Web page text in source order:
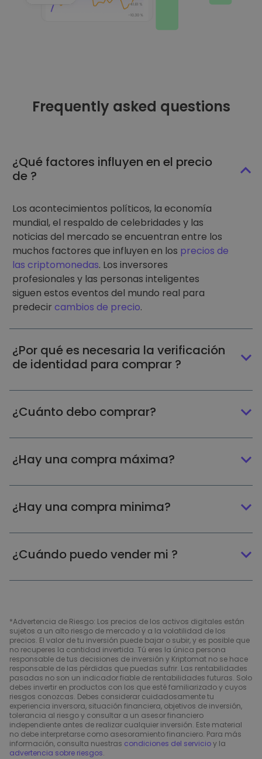
Frequently asked questions
¿Qué factores influyen en el precio
de ?
Los acontecimientos políticos, la economía
mundial, el respaldo de celebridades y las
noticias del mercado se encuentran entre los
muchos factores que influyen en los precios de
las criptomonedas. Los inversores
profesionales y las personas inteligentes
siguen estos eventos del mundo real para
predecir cambios de precio.
¿Por qué es necesaria la verificación
de identidad para comprar ?
¿Cuánto debo comprar?
¿Hay una compra máxima?
¿Hay una compra minima?
¿Cuándo puedo vender mi ?
*Advertencia de Riesgo: Los precios de los activos digitales están
sujetos a un alto riesgo de mercado y a la volatilidad de los
precios. El valor de tu inversión puede bajar o subir, y es posible que
no recuperes la cantidad invertida. Tú eres la única persona
responsable de tus decisiones de inversión y Kriptomat no se hace
responsable de las pérdidas que puedas sufrir. Las rentabilidades
pasadas no son un indicador fiable de rentabilidades futuras. Solo
debes invertir en productos con los que esté familiarizado y cuyos
riesgos conozcas. Debes considerar cuidadosamente tu
experiencia inversora, situación financiera, objetivos de inversión,
tolerancia al riesgo y consultar a un asesor financiero
independiente antes de realizar cualquier inversión. Este material
no debe interpretarse como asesoramiento financiero. Para más
información, consulta nuestras condiciones del servicioy la
advertencia sobre riesgos.